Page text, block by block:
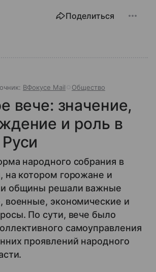
Поделиться
ВФокусе Mail Общество
вече: значение,
и роль в
народного собрания в
на котором горожане и
общины решали важные
военные, экономические и
По сути, вече было
самоуправления
проявлений народного